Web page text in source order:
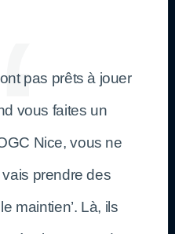
pas prêts à jouer
vous faites un
Nice, vous ne
vais prendre des
maintien’. Là, ils